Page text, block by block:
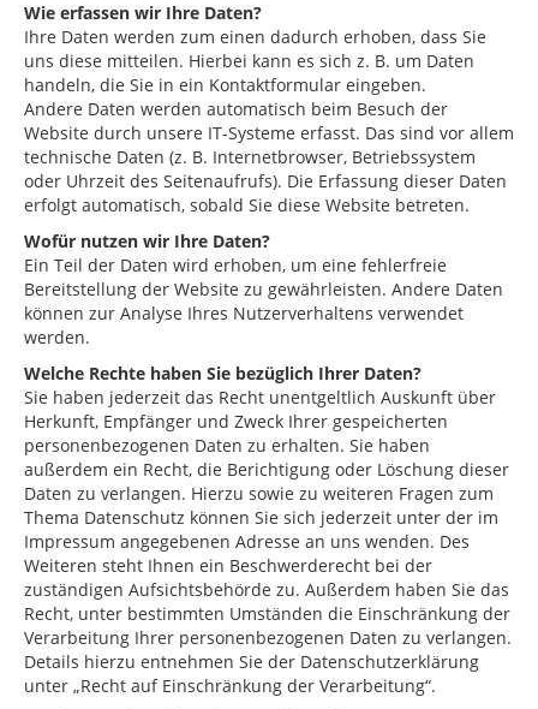
Wie erfassen wir Ihre Daten?
Ihre Daten werden zum einen dadurch erhoben, dass Sie
uns diese mitteilen. Hierbei kann es sich z. B. um Daten
handeln, die Sie in ein Kontaktformular eingeben.
Andere Daten werden automatisch beim Besuch der
Website durch unsere IT-Systeme erfasst. Das sind vor allem
technische Daten (z. B. Internetbrowser, Betriebssystem
oder Uhrzeit des Seitenaufrufs). Die Erfassung dieser Daten
erfolgt automatisch, sobald Sie diese Website betreten.
Wofür nutzen wir Ihre Daten?
Ein Teil der Daten wird erhoben, um eine fehlerfreie
Bereitstellung der Website zu gewährleisten. Andere Daten
können zur Analyse Ihres Nutzerverhaltens verwendet
werden.
Welche Rechte haben Sie bezüglich Ihrer Daten?
Sie haben jederzeit das Recht unentgeltlich Auskunft über
Herkunft, Empfänger und Zweck Ihrer gespeicherten
personenbezogenen Daten zu erhalten. Sie haben
außerdem ein Recht, die Berichtigung oder Löschung dieser
Daten zu verlangen. Hierzu sowie zu weiteren Fragen zum
Thema Datenschutz können Sie sich jederzeit unter der im
Impressum angegebenen Adresse an uns wenden. Des
Weiteren steht Ihnen ein Beschwerderecht bei der
zuständigen Aufsichtsbehörde zu. Außerdem haben Sie das
Recht, unter bestimmten Umständen die Einschränkung der
Verarbeitung Ihrer personenbezogenen Daten zu verlangen.
Details hierzu entnehmen Sie der Datenschutzerklärung
unter „Recht auf Einschränkung der Verarbeitung“.